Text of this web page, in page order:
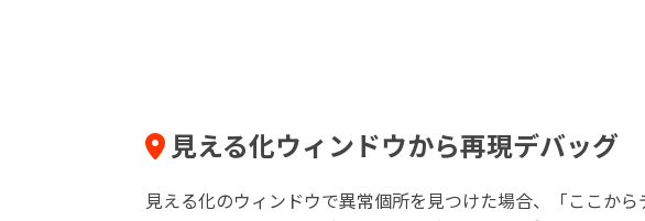
見える化ウィンドウから再現デバッグ
見える化のウィンドウで異常個所を見つけた場合、「ここか